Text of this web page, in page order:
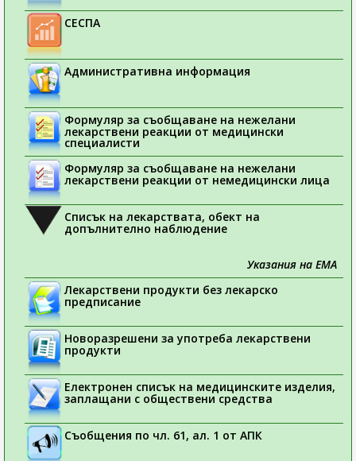
СЕСПА
Административна информация
Формуляр за съобщаване на нежелани
лекарствени реакции от медицински
специалисти
Формуляр за съобщаване на нежелани
лекарствени реакции от немедицински лица
Списък на лекарствата, обект на
допълнително наблюдение
Указания на ЕМА
Лекарствени продукти без лекарско
предписание
Новоразрешени за употреба лекарствени
продукти
Електронен списък на медицинските изделия,
заплащани с обществени средства
Съобщения по чл. 61, ал. 1 от АПК